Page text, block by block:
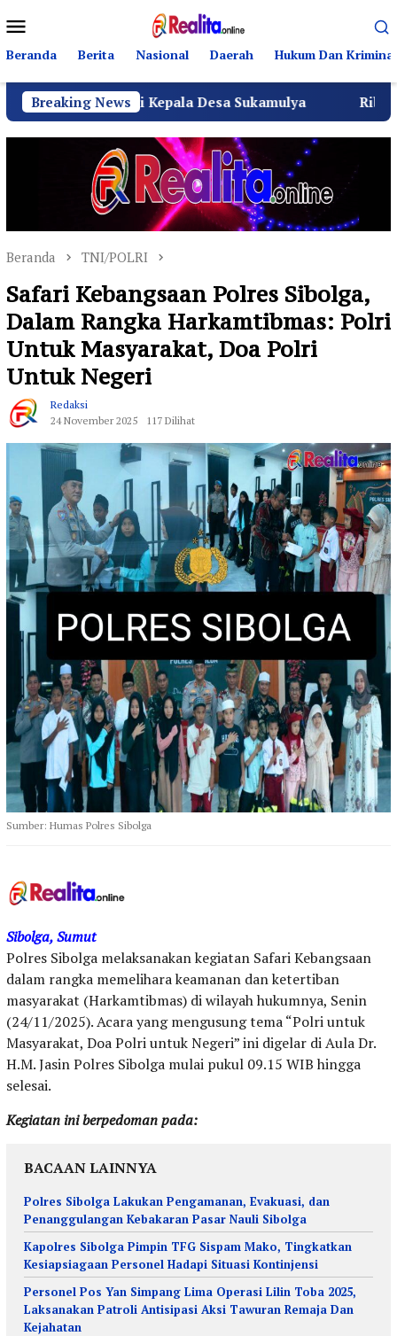
ke
kontenMobile
Beranda Berita Nasional Daerah Hukum Dan Kriminal
Breaking News
Kepala Desa Sukamulya Ribuan Warga
Beranda TNI/POLRI
Safari Kebangsaan Polres Sibolga,
Dalam Rangka Harkamtibmas: Polri
Untuk Masyarakat, Doa Polri
Untuk Negeri
Redaksi
24 November 2025
117 Dilihat
Sumber: Humas Polres Sibolga
Sibolga, Sumut
Polres Sibolga melaksanakan kegiatan Safari Kebangsaan
dalam rangka memelihara keamanan dan ketertiban
masyarakat (Harkamtibmas) di wilayah hukumnya, Senin
(24/11/2025). Acara yang mengusung tema “Polri untuk
Masyarakat, Doa Polri untuk Negeri” ini digelar di Aula Dr.
H.M. Jasin Polres Sibolga mulai pukul 09.15 WIB hingga
selesai.
Kegiatan ini berpedoman pada:
BACAAN LAINNYA
Polres Sibolga Lakukan Pengamanan, Evakuasi, dan
Penanggulangan Kebakaran Pasar Nauli Sibolga
Kapolres Sibolga Pimpin TFG Sispam Mako, Tingkatkan
Kesiapsiagaan Personel Hadapi Situasi Kontinjensi
Personel Pos Yan Simpang Lima Operasi Lilin Toba 2025,
Laksanakan Patroli Antisipasi Aksi Tawuran Remaja Dan
Kejahatan